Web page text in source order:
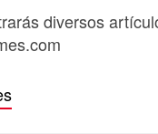
diversos